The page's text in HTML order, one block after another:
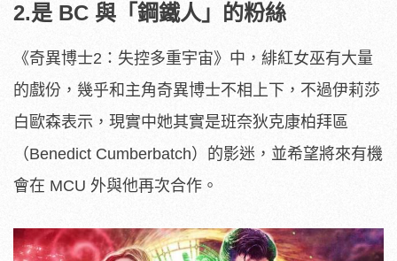
2.是 BC 與「鋼鐵人」的粉絲
《奇異博士2：失控多重宇宙》中，緋紅女巫有大量
的戲份，幾乎和主角奇異博士不相上下，不過伊莉莎
白歐森表示，現實中她其實是班奈狄克康柏拜區
（Benedict Cumberbatch）的影迷，並希望將來有機
會在 MCU 外與他再次合作。